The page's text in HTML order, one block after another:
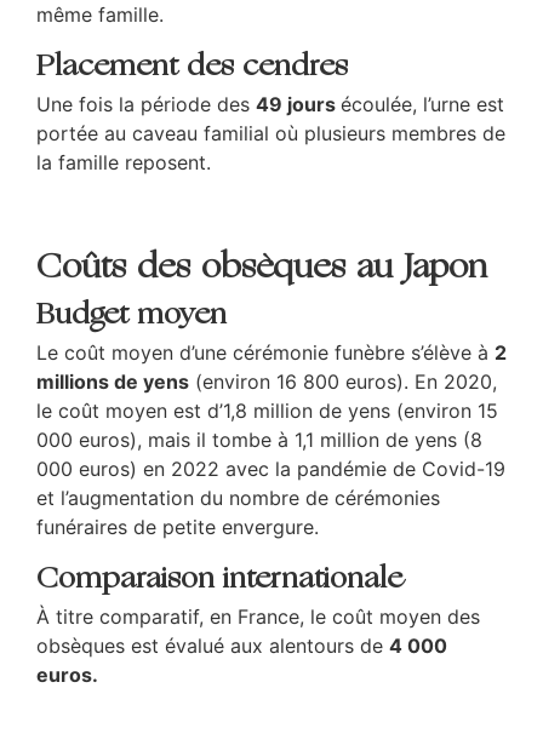
même famille.
Placement des cendres
Une fois la période des 49 jours écoulée, l’urne est
portée au caveau familial où plusieurs membres de
la famille reposent.
Coûts des obsèques au Japon
Budget moyen
Le coût moyen d’une cérémonie funèbre s’élève à 2
millions de yens (environ 16 800 euros). En 2020,
le coût moyen est d’1,8 million de yens (environ 15
000 euros), mais il tombe à 1,1 million de yens (8
000 euros) en 2022 avec la pandémie de Covid-19
et l’augmentation du nombre de cérémonies
funéraires de petite envergure.
Comparaison internationale
À titre comparatif, en France, le coût moyen des
obsèques est évalué aux alentours de 4 000
euros.